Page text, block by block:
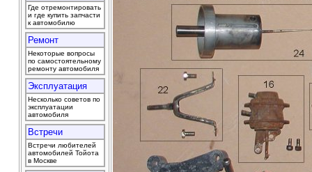
Где отремонтировать
и где купить запчасти
к автомобилю
Ремонт
Некоторые вопросы
по самостоятельному
ремонту автомобиля
Эксплуатация
Несколько советов по
эксплуатации
автомобиля
Встречи
Встречи любителей
автомобилей Тойота
в Москве